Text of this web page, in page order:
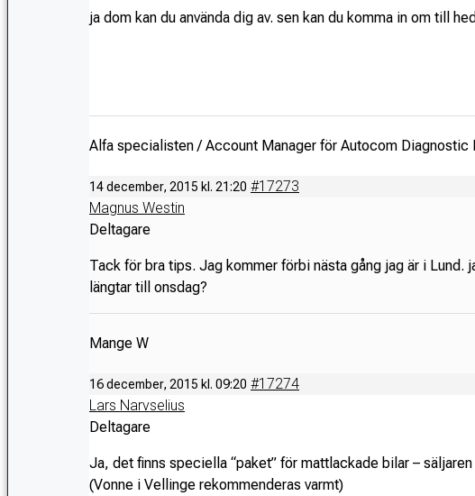
ja dom kan du använda dig av. sen kan du komma in om till
Alfa specialisten / Account Manager för Autocom Diagnostic
14 december, 2015 kl. 21:20 #17273
Magnus Westin
Deltagare
Tack för bra tips. Jag kommer förbi nästa gång jag är i
längtar till onsdag?
Mange W
16 december, 2015 kl. 09:20 #17274
Lars Narvselius
Deltagare
Ja, det finns speciella “paket” för mattlackade bilar –
(Vonne i Vellinge rekommenderas varmt)